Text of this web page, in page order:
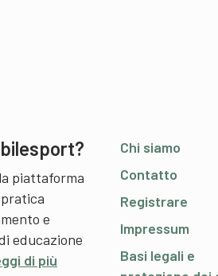
piattaforma
e
educazione
di più
Chi siamo
Contatto
Registrare
Impressum
Basi legali e